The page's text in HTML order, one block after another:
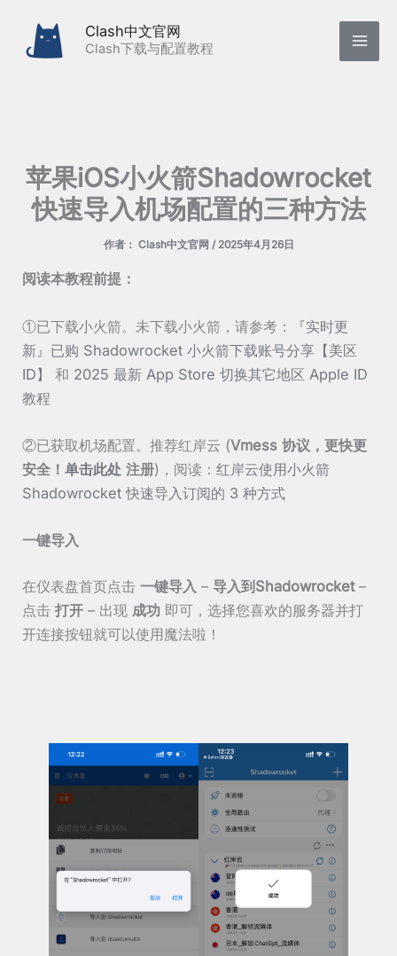
Clash中文官网
Clash下载与配置教程
苹果iOS小火箭Shadowrocket
快速导入机场配置的三种方法
作者： Clash中文官网 / 2025年4月26日
阅读本教程前提：
①已下载小火箭。未下载小火箭，请参考：
『实时更
新』已购 Shadowrocket 小火箭下载账号分享【美区
ID】
和 2025 最新 App Store 切换其它地区 Apple ID
教程
②已获取机场配置。推荐红岸云 (Vmess 协议，更快更
安全！单击此处注册)，阅读：红岸云使用小火箭
Shadowrocket 快速导入订阅的 3 种方式
一键导入
在仪表盘首页点击一键导入 –导入到Shadowrocket–
点击打开 – 出现 成功 即可，选择您喜欢的服务器并打
开连接按钮就可以使用魔法啦！